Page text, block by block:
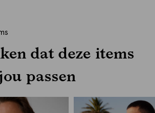
dat deze items
passen